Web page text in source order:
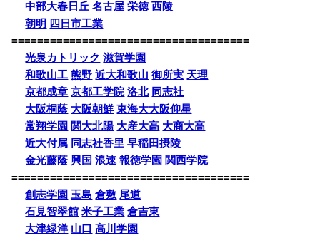
中部大春日丘 名古屋 栄徳 西陵
朝明 四日市工業
=====================================
光泉カトリック 滋賀学園
和歌山工 熊野 近大和歌山 御所実 天理
京都成章 京都工学院 洛北 同志社
大阪桐蔭 大阪朝鮮 東海大大阪仰星
常翔学園 関大北陽 大産大高 大商大高
近大付属 同志社香里 早稲田摂陵
金光藤蔭 興国 浪速 報徳学園 関西学院
=====================================
創志学園 玉島 倉敷 尾道
石見智翠館 米子工業 倉吉東
大津緑洋 山口 高川学園